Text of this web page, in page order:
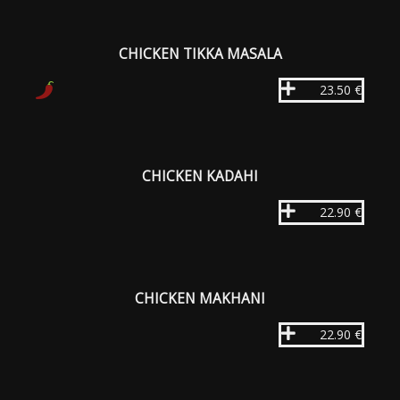
CHICKEN TIKKA MASALA
23.50 €
CHICKEN KADAHI
22.90 €
CHICKEN MAKHANI
22.90 €